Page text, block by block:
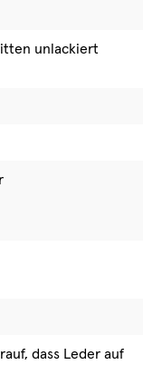
unlackiert
dass Leder auf